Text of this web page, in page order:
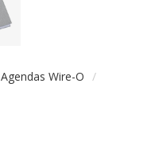
Agendas Wire-O /